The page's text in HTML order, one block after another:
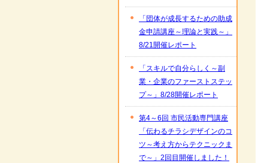
「団体が成長するための助成
金申請講座～理論と実践～」
8/21開催レポート
「スキルで自分らしく～副
業・企業のファーストステッ
プ～」8/28開催レポート
第4～6回 市民活動専門講座
「伝わるチラシデザインのコ
ツ～考え方からテクニックま
で～」2回目開催しました！